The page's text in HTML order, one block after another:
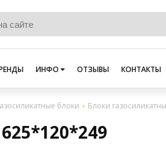
ИНФО ОТЗЫВЫ КОНТАКТЫ
блоки Блоки